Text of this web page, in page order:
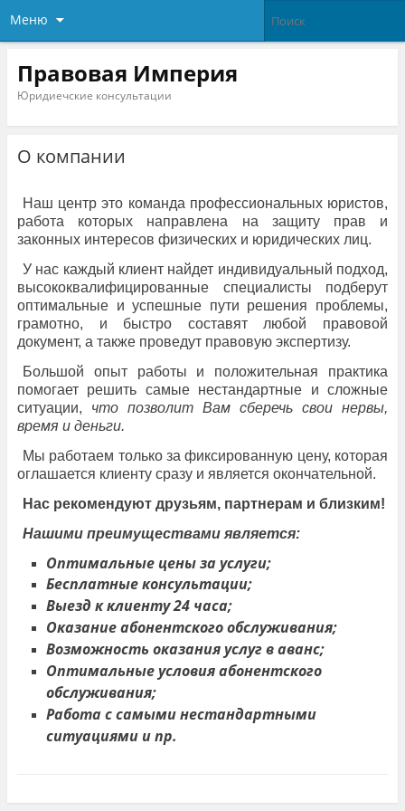
Меню
Правовая Империя
Юридиечские консультации
О компании
Наш центр это команда профессиональных юристов,
работа которых направлена на защиту прав и
законных интересов физических и юридических лиц.
У нас каждый клиент найдет индивидуальный подход,
высококвалифицированные специалисты подберут
оптимальные и успешные пути решения проблемы,
грамотно, и быстро составят любой правовой
документ, а также проведут правовую экспертизу.
Большой опыт работы и положительная практика
помогает решить самые нестандартные и сложные
ситуации, что позволит Вам сберечь свои нервы,
время и деньги.
Мы работаем только за фиксированную цену, которая
оглашается клиенту сразу и является окончательной.
Нас рекомендуют друзьям, партнерам и близким!
Нашими преимуществами является:
Оптимальные цены за услуги;
Бесплатные консультации;
Выезд к клиенту 24 часа;
Оказание абонентского обслуживания;
Возможность оказания услуг в аванс;
Оптимальные условия абонентского
обслуживания;
Работа с самыми нестандартными
ситуациями и пр.